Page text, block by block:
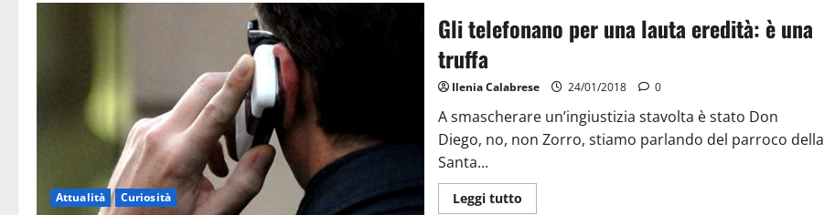
Attualità Curiosità
Gli telefonano per una lauta eredità: è una
truffa
Ilenia Calabrese 24/01/2018 0
A smascherare un’ingiustizia stavolta è stato Don
Diego, no, non Zorro, stiamo parlando del parroco della
Santa...
Leggi tutto